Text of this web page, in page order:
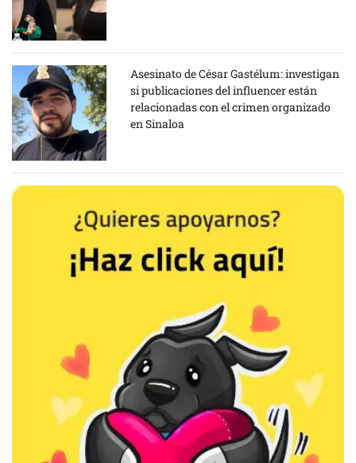
Asesinato de César Gastélum: investigan
si publicaciones del influencer están
relacionadas con el crimen organizado
en Sinaloa